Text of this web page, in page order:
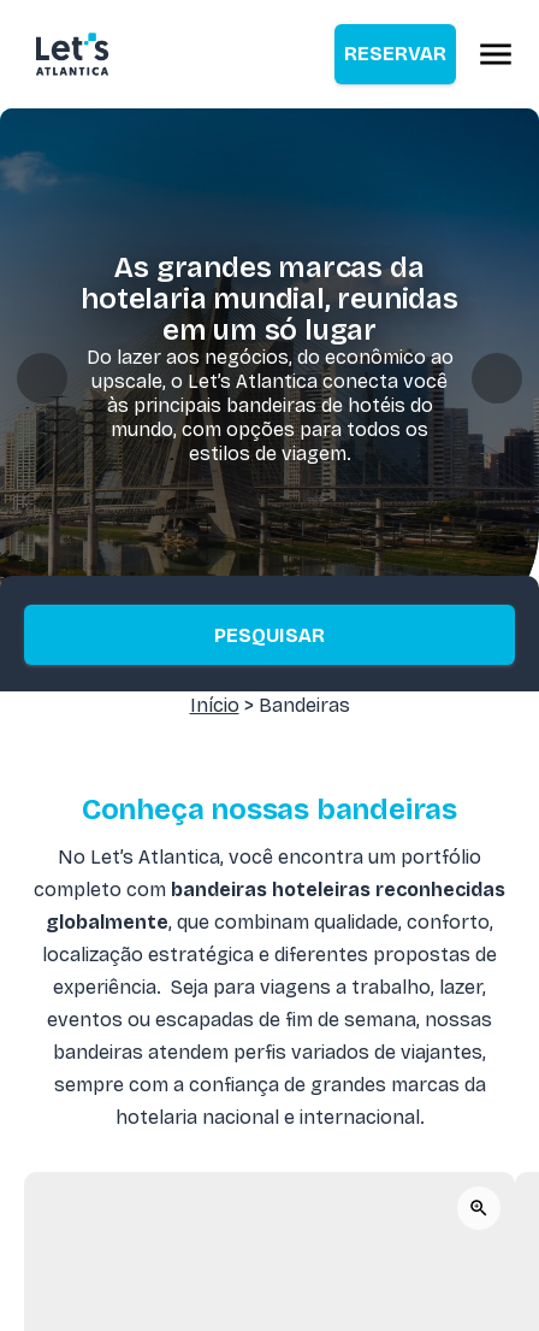
RESERVAR
As grandes marcas da
hotelaria mundial, reunidas
em um só lugar
Do lazer aos negócios, do econômico ao
upscale, o Let’s Atlantica conecta você
às principais bandeiras de hotéis do
mundo, com opções para todos os
estilos de viagem.
PESQUISAR
Início > Bandeiras
Conheça nossas bandeiras
No Let’s Atlantica, você encontra um portfólio
completo com bandeiras hoteleiras reconhecidas
globalmente, que combinam qualidade, conforto,
localização estratégica e diferentes propostas de
experiência. Seja para viagens a trabalho, lazer,
eventos ou escapadas de fim de semana, nossas
bandeiras atendem perfis variados de viajantes,
sempre com a confiança de grandes marcas da
hotelaria nacional e internacional.